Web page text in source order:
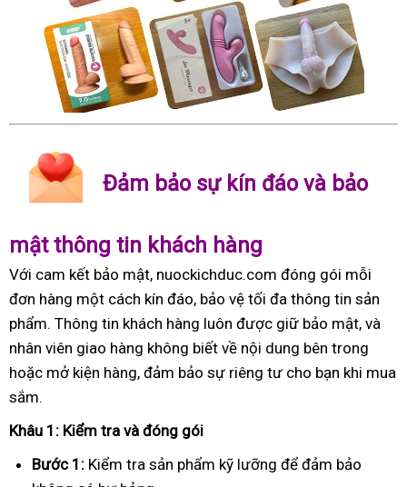
Đảm bảo sự kín đáo và bảo
mật thông tin khách hàng
Với cam kết bảo mật, nuockichduc.com đóng gói mỗi
đơn hàng một cách kín đáo, bảo vệ tối đa thông tin sản
phẩm. Thông tin khách hàng luôn được giữ bảo mật, và
nhân viên giao hàng không biết về nội dung bên trong
hoặc mở kiện hàng, đảm bảo sự riêng tư cho bạn khi mua
sắm.
Khâu 1: Kiểm tra và đóng gói
Bước 1: Kiểm tra sản phẩm kỹ lưỡng để đảm bảo